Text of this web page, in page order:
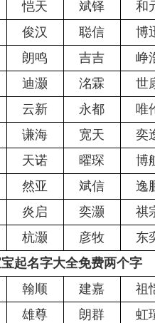
恺天 斌铎 和
俊汉 聪信 博
朗鸣 吉吉 峥
迪灏 洺霖 世
云新 永都 唯
谦海 宽天 奕
天诺 曜琛 博
然亚 斌信 逸
炎启 奕灏 祺
杭灏 彦牧 东
起名字大全免费两个字
翰顺 建嘉 祖
雄尊 朗群 虹